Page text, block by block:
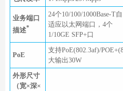
业务端口
描述*
24个10/100/1000Base-T自
适应以太网端口，4个
1/10GE SFP+口
PoE
支持PoE(802.3af)/
大输出30W
外形尺寸
（宽×深×